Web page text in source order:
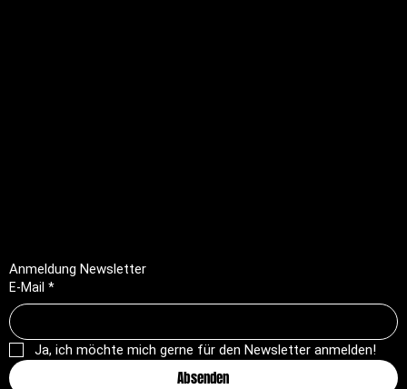
Anmeldung Newsletter
E-Mail *
Ja, ich möchte mich gerne für den Newsletter anmelden!
Absenden